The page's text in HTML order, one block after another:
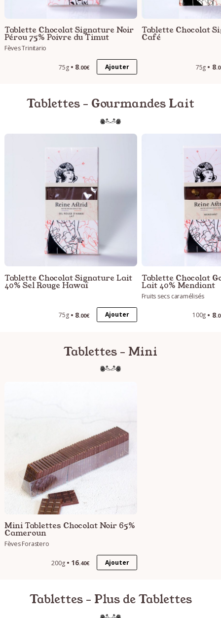
Tablette Chocolat Signature Noir
Pérou 75% Poivre du Timut
Fèves Trinitario
75g 8.00€ Ajouter
Tablette Chocolat
Café
75g 8
Tablettes - Gourmandes Lait
Tablette Chocolat Signature Lait
40% Sel Rouge Hawaï
75g 8.00€ Ajouter
Tablette Chocolat
Lait 40% Mendiant
Fruits secs caramélisés
100g 8
Tablettes - Mini
Mini Tablettes Chocolat Noir 65%
Cameroun
Fèves Forastero
200g 16.40€ Ajouter
Tablettes - Plus de Tablettes